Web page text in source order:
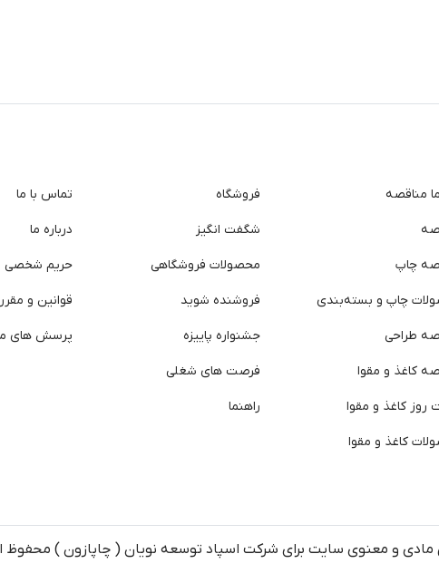
مناقصه
چاپ
چاپ و بسته‌بندی
طراحی
کاغذ و مقوا
روز کاغذ و مقوا
کاغذ و مقوا
فروشگاه
شگفت انگیز
محصولات فروشگاهی
فروشنده شوید
جشنواره پاییزه
فرصت های شغلی
راهنما
تماس با ما
درباره ما
حریم شخصی
قوانین و
پرسش های
مادی و معنوی سایت برای شرکت اسپاد توسعه نویان ( چاپازون )